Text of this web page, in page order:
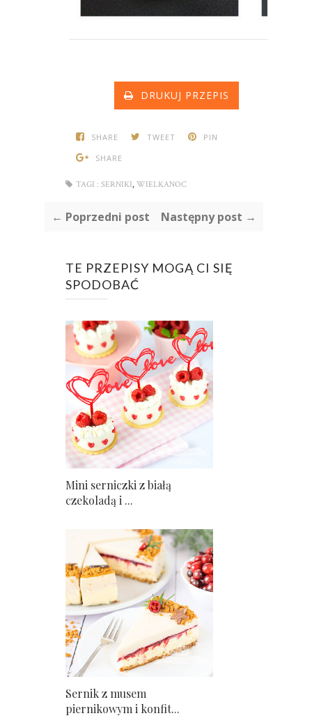
DRUKUJ PRZEPIS
SHARE TWEET
PIN
SHARE
TAGI : SERNIKI, WIELKANOC
← Poprzedni post Następny post →
TE PRZEPISY MOGĄ CI SIĘ
SPODOBAĆ
Mini serniczki z białą
czekoladą i ...
Sernik z musem
piernikowym i konfit...